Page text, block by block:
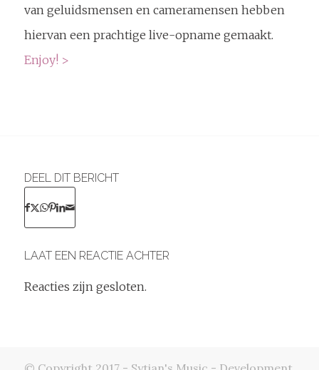
van geluidsmensen en cameramensen hebben
hiervan een prachtige live-opname gemaakt.
Enjoy! >
DEEL DIT BERICHT
LAAT EEN REACTIE ACHTER
Reacties zijn gesloten.